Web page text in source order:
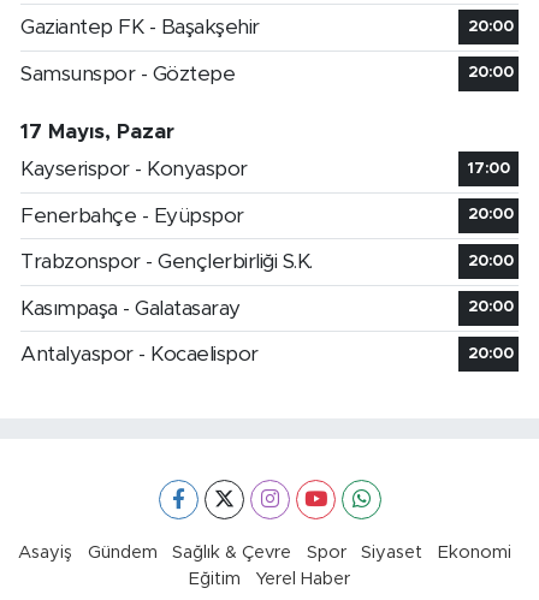
Gaziantep FK - Başakşehir 20:00
Samsunspor - Göztepe 20:00
17 Mayıs, Pazar
Kayserispor - Konyaspor
17:00
Fenerbahçe - Eyüpspor 20:00
Trabzonspor - Gençlerbirliği S.K. 20:00
Kasımpaşa - Galatasaray 20:00
Antalyaspor - Kocaelispor 20:00
Asayiş Gündem Sağlık & Çevre Spor Siyaset
Ekonomi
Eğitim
Yerel Haber